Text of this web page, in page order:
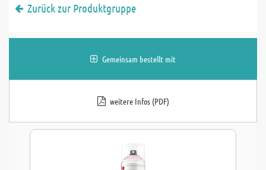
Zurück zur Produktgruppe
Gemeinsam bestellt mit
weitere Infos (PDF)